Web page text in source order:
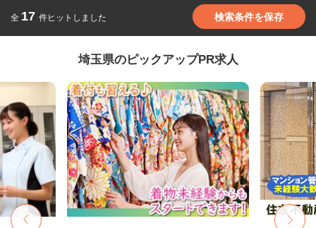
全 17 件ヒットしました 検索条件を保存
埼玉県のピックアップPR求人